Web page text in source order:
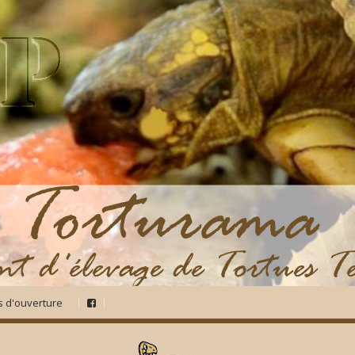
d'ouverture